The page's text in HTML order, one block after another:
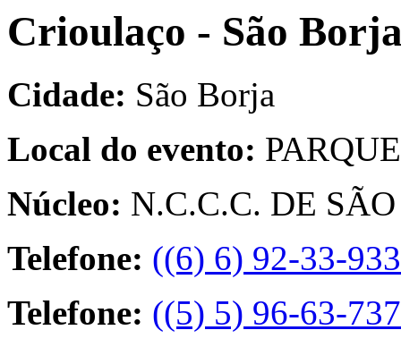
Crioulaço - São
Cidade: São Borja
Local do evento:
Núcleo: N.C.C.C. DE
Telefone: ((6) 6) 92-33-
Telefone: ((5) 5) 96-63-